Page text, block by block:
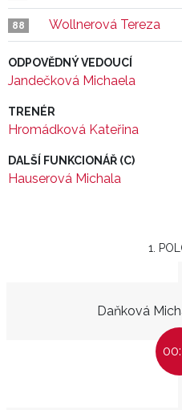
88 Wollnerová Tereza
ODPOVĚDNÝ VEDOUCÍ
Jandečková Michaela
TRENÉR
Hromádková Kateřina
DALŠÍ FUNKCIONÁŘ (C)
Hauserová Michala
1.
Daňková